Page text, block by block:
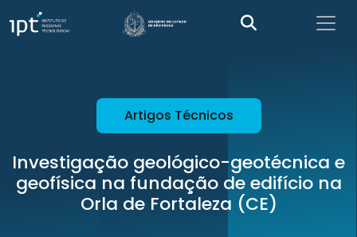
Artigos Técnicos
Investigação geológico-geotécnica e
geofísica na fundação de edifício na
Orla de Fortaleza (CE)